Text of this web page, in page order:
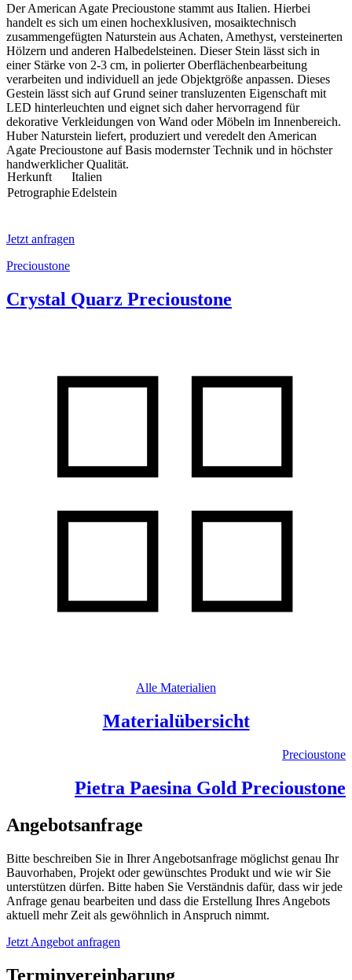
Der American Agate Precioustone stammt aus Italien. Hierbei
handelt es sich um einen hochexklusiven, mosaiktechnisch
zusammengefügten Naturstein aus Achaten, Amethyst, versteinerten
Hölzern und anderen Halbedelsteinen. Dieser Stein lässt sich in
einer Stärke von 2-3 cm, in polierter Oberflächenbearbeitung
verarbeiten und individuell an jede Objektgröße anpassen. Dieses
Gestein lässt sich auf Grund seiner transluzenten Eigenschaft mit
LED hinterleuchten und eignet sich daher hervorragend für
dekorative Verkleidungen von Wand oder Möbeln im Innenbereich.
Huber Naturstein liefert, produziert und veredelt den American
Agate Precioustone auf Basis modernster Technik und in höchster
handwerklicher Qualität.
Herkunft
Italien
PetrographieEdelstein
Jetzt anfragen
Precioustone
Crystal Quarz Precioustone
Alle Materialien
Materialübersicht
Precioustone
Pietra Paesina Gold Precioustone
Angebotsanfrage
Bitte beschreiben Sie in Ihrer Angebotsanfrage möglichst genau Ihr
Bauvorhaben, Projekt oder gewünschtes Produkt und wie wir Sie
unterstützen dürfen. Bitte haben Sie Verständnis dafür, dass wir jede
Anfrage genau bearbeiten und dass die Erstellung Ihres Angebots
aktuell mehr Zeit als gewöhnlich in Anspruch nimmt.
Jetzt Angebot anfragen
Terminvereinbarung